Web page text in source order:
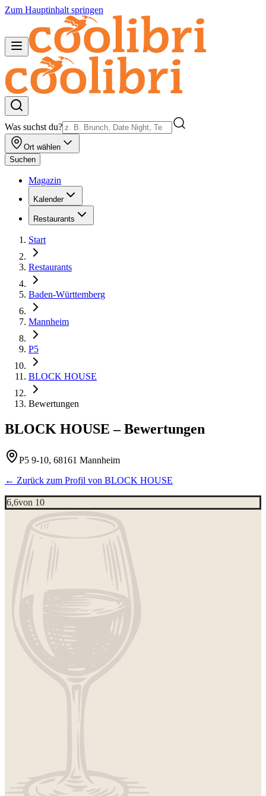
Zum Hauptinhalt springen
Was suchst du?
Ort wählen
Suchen
Magazin
Kalender
Restaurants
Start
Restaurants
Baden-Württemberg
Mannheim
P5
BLOCK HOUSE
Bewertungen
BLOCK HOUSE – Bewertungen
P5 9-10, 68161 Mannheim
← Zurück zum Profil von BLOCK HOUSE
6,6von 10